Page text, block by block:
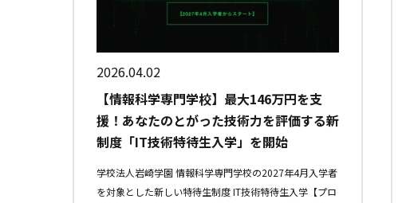
2026.04.02
【情報科学専門学校】最大146万円を支
援！あなたのとがった技術力を評価する新
制度「IT技術特待生入学」を開始
学校法人岩崎学園 情報科学専門学校の2027年4月入学者
を対象とした新しい特待生制度 IT技術特待生入学【プロ